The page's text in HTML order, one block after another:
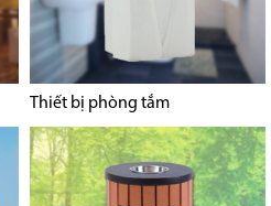
Thiết bị phòng tắm